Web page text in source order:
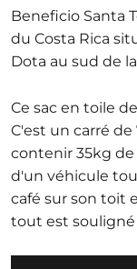
Beneficio Santa
du Costa Rica
Dota au sud de
Ce sac en toile
C'est un carré
contenir 35kg de
d'un véhicule
café sur son toit
tout est souligné